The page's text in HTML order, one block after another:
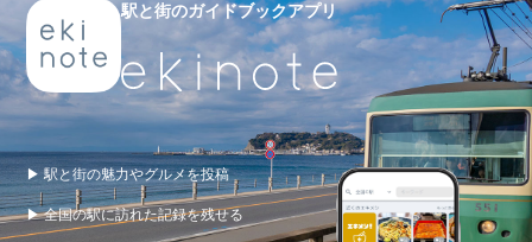
駅と街のガイドブックアプリ
▶ 駅と街の魅力やグルメを投稿
▶ 全国の駅に訪れた記録を残せる